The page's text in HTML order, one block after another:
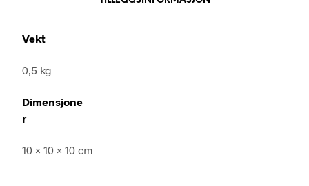
Vekt
0,5 kg
Dimensjone
r
10 × 10 × 10 cm